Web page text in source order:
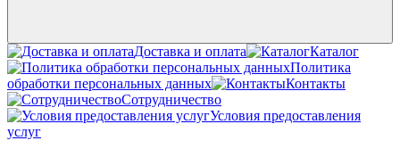
Доставка и оплата
Каталог
Политика
обработки персональных данных
Контакты
Сотрудничество
Условия предоставления
услуг